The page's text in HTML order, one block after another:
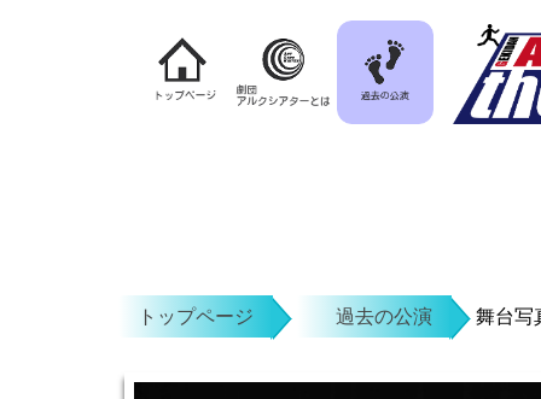
トップページ 過去の公演 舞台写